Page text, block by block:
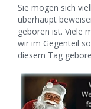
Sie mögen sich
überhaupt
geboren ist. Viele
wir im Gegenteil
diesem Tag